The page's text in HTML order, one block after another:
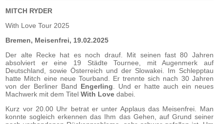
MITCH RYDER
With Love Tour 2025
Bremen, Meisenfrei, 19.02.2025
Der alte Recke hat es noch drauf. Mit seinen fast 80 Jahren
absolviert er eine 19 Städte Tournee, mit Augenmerk auf
Deutschland, sowie Österreich und der Slowakei. Im Schlepptau
hatte Mitch eine neue Tourband. Er trennte sich nach 30 Jahren
von der Berliner Band Engerling. Und er hatte auch ein neues
Machwerk mit dem TitelWith Love dabei.
Kurz vor 20.00 Uhr betrat er unter Applaus das Meisenfrei. Man
konnte sogleich erkennen das Ihm das Gehen, auf Grund seiner